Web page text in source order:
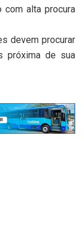
com alta procura
devem procurar
próxima de sua